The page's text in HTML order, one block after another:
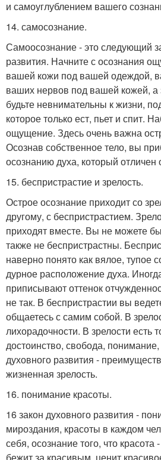
и самоуглублением вашего
14. самосознание.
Самоосознание - это следующий
развития. Начните с осознания
вашей кожи под вашей одеждой,
ваших нервов под вашей кожей, а
будьте невнимательны к жизни,
которое только ест, пьет и спит.
ощущение. Здесь очень важна
Осознав собственное тело, вы
осознанию духа, который отличен
15. беспристрастие и зрелость.
Острое осознание приходит со
другому, с беспристрастием.
приходят вместе. Вы не можете
также не беспристрастны.
наверно понято как вялое, тупое
дурное расположение духа.
приписывают оттенок
не так. В беспристрастии вы
общаетесь с самим собой. В
лихорадочности. В зрелости есть
достоинство, свобода,
духовного развития -
жизненная зрелость.
16. понимание красоты.
16 закон духовного развития -
мироздания, красоты в каждом
себя, осознание того, что